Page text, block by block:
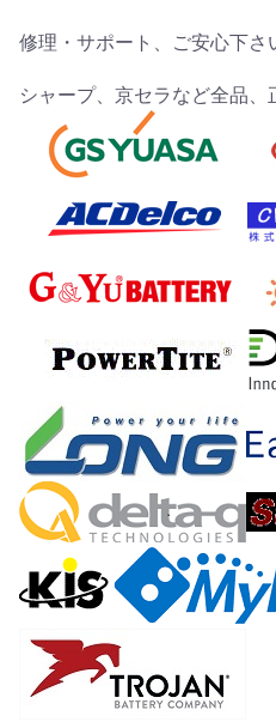
修理・サポート、ご安心下さ
シャープ、京セラなど全品、